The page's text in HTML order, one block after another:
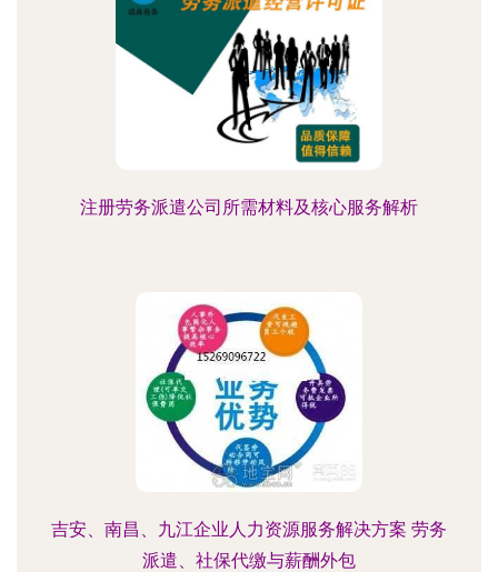
注册劳务派遣公司所需材料及核心服务解析
吉安、南昌、九江企业人力资源服务解决方案 劳务
派遣、社保代缴与薪酬外包